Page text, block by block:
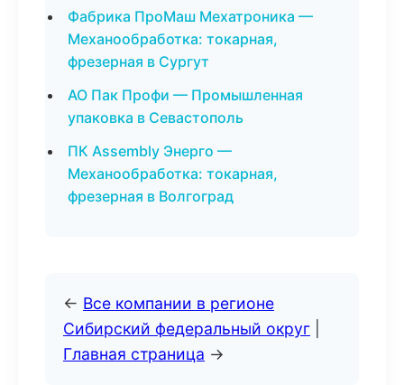
Фабрика ПроМаш Мехатроника —
Механообработка: токарная,
фрезерная в Сургут
АО Пак Профи — Промышленная
упаковка в Севастополь
ПК Assembly Энерго —
Механообработка: токарная,
фрезерная в Волгоград
← Все компании в регионе
Сибирский федеральный округ
Главная страница →